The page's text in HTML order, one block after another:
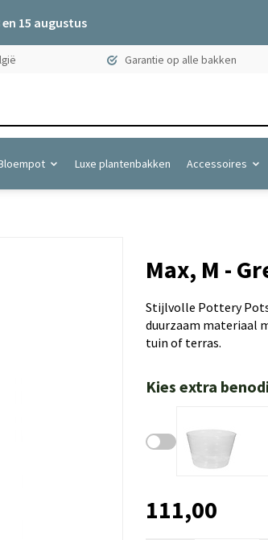
15 augustus
Garantie op alle bakken
Luxe plantenbakken Accessoires
Max, M -
Stijlvolle Pottery
duurzaam materiaal
tuin of terras.
Kies extra
111,00